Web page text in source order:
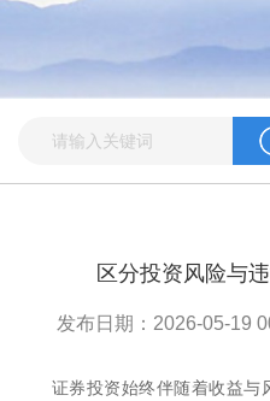
区分投资风险与
发布日期：2026-05-19
证券投资始终伴随着收益与